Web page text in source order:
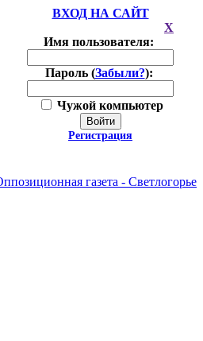
ВХОД НА САЙТ
X
Имя пользователя:
Пароль (Забыли?):
Чужой компьютер
Войти
Регистрация